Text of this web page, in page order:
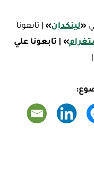
«لينكدإن» | تابعونا
»
| تابعونا علي